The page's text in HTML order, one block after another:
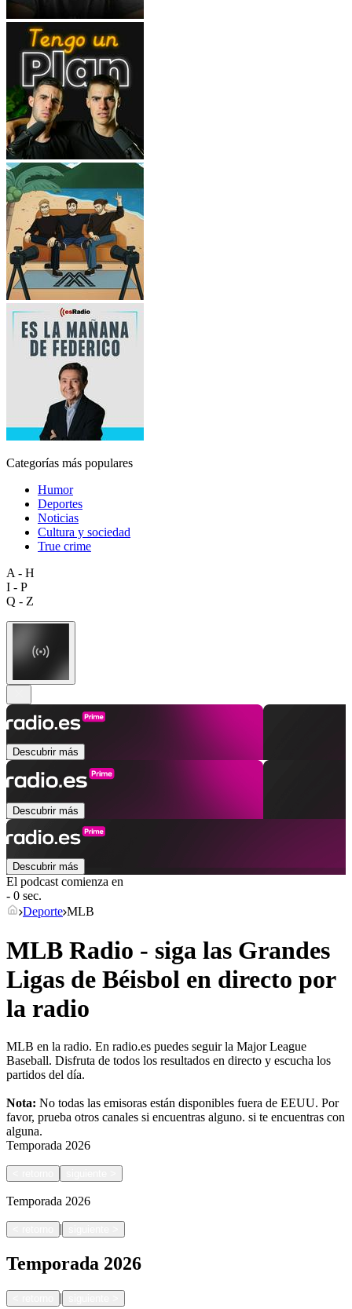
Categorías más populares
Humor
Deportes
Noticias
Cultura y sociedad
True crime
A - H
I - P
Q - Z
Descubrir más
Descubrir más
Descubrir más
El podcast comienza en
- 0 sec.
Deporte MLB
MLB Radio - siga las Grandes
Ligas de Béisbol en directo por
la radio
MLB en la radio. En radio.es puedes seguir la Major League
Baseball. Disfruta de todos los resultados en directo y escucha los
partidos del día.
Nota: No todas las emisoras están disponibles fuera de EEUU. Por
favor, prueba otros canales si encuentras alguno. si te encuentras con
alguna.
Temporada 2026
Temporada 2026
|
Temporada 2026
|